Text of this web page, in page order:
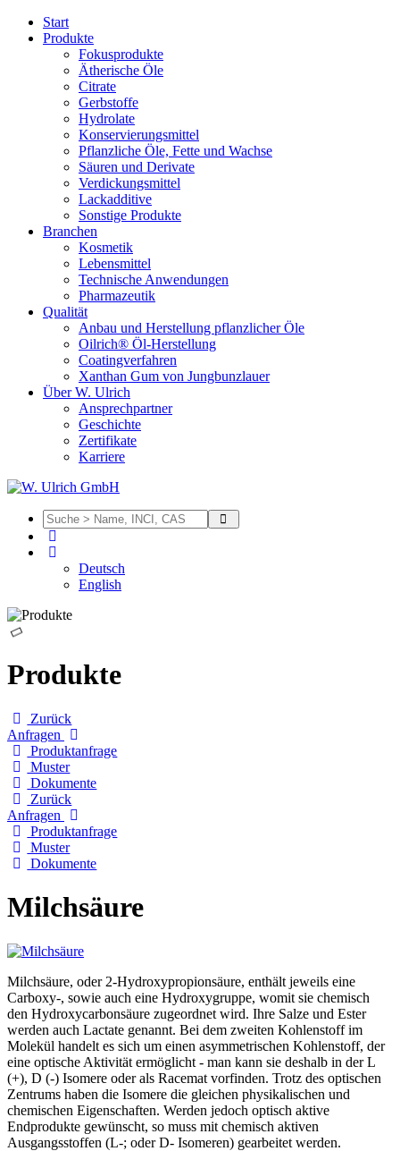
Start
Produkte
Fokusprodukte
Ätherische Öle
Citrate
Gerbstoffe
Hydrolate
Konservierungsmittel
Pflanzliche Öle, Fette und Wachse
Säuren und Derivate
Verdickungsmittel
Lackadditive
Sonstige Produkte
Branchen
Kosmetik
Lebensmittel
Technische Anwendungen
Pharmazeutik
Qualität
Anbau und Herstellung pflanzlicher Öle
Oilrich® Öl-Herstellung
Coatingverfahren
Xanthan Gum von Jungbunzlauer
Über W. Ulrich
Ansprechpartner
Geschichte
Zertifikate
Karriere
Deutsch
English
Produkte
Zurück
Anfragen
Produktanfrage
Muster
Dokumente
Zurück
Anfragen
Produktanfrage
Muster
Dokumente
Milchsäure
Milchsäure, oder 2-Hydroxypropionsäure, enthält jeweils eine
Carboxy-, sowie auch eine Hydroxygruppe, womit sie chemisch
den Hydroxycarbonsäure zugeordnet wird. Ihre Salze und Ester
werden auch Lactate genannt. Bei dem zweiten Kohlenstoff im
Molekül handelt es sich um einen asymmetrischen Kohlenstoff, der
eine optische Aktivität ermöglicht - man kann sie deshalb in der L
(+), D (-) Isomere oder als Racemat vorfinden. Trotz des optischen
Zentrums haben die Isomere die gleichen physikalischen und
chemischen Eigenschaften. Werden jedoch optisch aktive
Endprodukte gewünscht, so muss mit chemisch aktiven
Ausgangsstoffen (L-; oder D- Isomeren) gearbeitet werden.